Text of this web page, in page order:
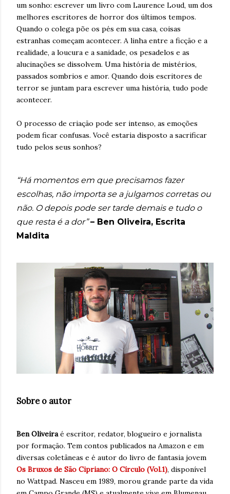
um sonho: escrever um livro com Laurence Loud, um dos
melhores escritores de horror dos últimos tempos.
Quando o colega põe os pés em sua casa, coisas
estranhas começam acontecer. A linha entre a ficção e a
realidade, a loucura e a sanidade, os pesadelos e as
alucinações se dissolvem. Uma história de mistérios,
passados sombrios e amor. Quando dois escritores de
terror se juntam para escrever uma história, tudo pode
acontecer.
O processo de criação pode ser intenso, as emoções
podem ficar confusas. Você estaria disposto a sacrificar
tudo pelos seus sonhos?
“Há momentos em que precisamos fazer
escolhas, não importa se a julgamos corretas ou
não. O depois pode ser tarde demais e tudo o
que resta é a dor” – Ben Oliveira, Escrita
Maldita
Sobre o autor
Ben Oliveiraé escritor, redator, blogueiro e jornalista
por formação. Tem contos publicados na Amazon e em
diversas coletâneas e é autor do livro de fantasia jovem
Os Bruxos de São Cipriano: O Círculo (Vol.1), disponível
no Wattpad. Nasceu em 1989, morou grande parte da vida